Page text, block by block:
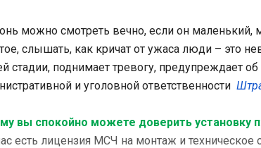
можно смотреть вечно, если он
слышать, как кричат от ужаса люди – это
стадии, поднимает тревогу, предупреждает
и уголовной ответственности
вы спокойно можете доверить установку
есть лицензия МСЧ на монтаж и техническое